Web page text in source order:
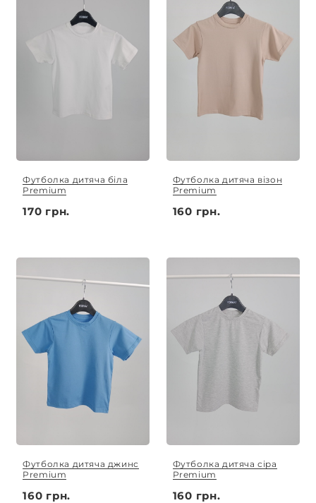
Футболка дитяча біла
Premium
170 грн.
Футболка дитяча візон
Premium
160 грн.
Футболка дитяча джинс
Premium
160 грн.
Футболка дитяча сіра
Premium
160 грн.